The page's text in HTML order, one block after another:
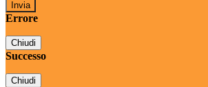
Errore
Chiudi
Successo
Chiudi